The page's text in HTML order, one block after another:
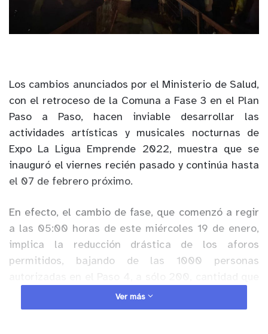
Los cambios anunciados por el Ministerio de Salud,
con el retroceso de la Comuna a Fase 3 en el Plan
Paso a Paso, hacen inviable desarrollar las
actividades artísticas y musicales nocturnas de
Expo La Ligua Emprende 2022, muestra que se
inauguró el viernes recién pasado y continúa hasta
el 07 de febrero próximo.
En efecto, el cambio de fase, que comenzó a regir
a las 05:00 horas de este miércoles 19 de enero,
implica la reducción drástica de los aforos
permitidos, bajando de las 1000 personas
se completa sólo con el personal que día a día
trabaja en la Feria y el público visitante que pueda
Ver más